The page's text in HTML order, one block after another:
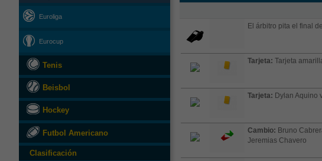
Euroliga
Eurocup
Tenis
Beisbol
Hockey
Futbol Americano
Clasificación
El árbitro pita el final
Tarjeta: Tarjeta
Tarjeta: Dylan Aquino
Cambio: Bruno
Jeremias Chavero